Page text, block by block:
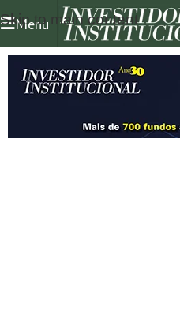
Skip to main content
Menu